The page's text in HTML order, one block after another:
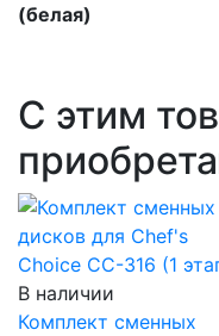
(белая)
С этим
В наличии
Комплект сменных